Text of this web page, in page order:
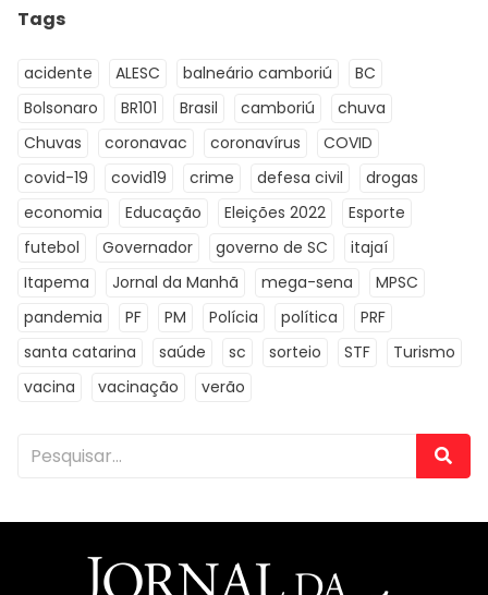
Tags
acidente ALESC balneário camboriú
BC
Bolsonaro
BR101 Brasil camboriú
chuva
Chuvas
coronavac coronavírus
COVID
covid-19
covid19 crime defesa civil
drogas
economia
Educação Eleições 2022
Esporte
futebol
Governador governo de SC
itajaí
Itapema
Jornal da Manhã mega-sena
MPSC
pandemia
PF PM Polícia política
PRF
santa catarina
saúde sc sorteio STF
Turismo
vacina
vacinação verão